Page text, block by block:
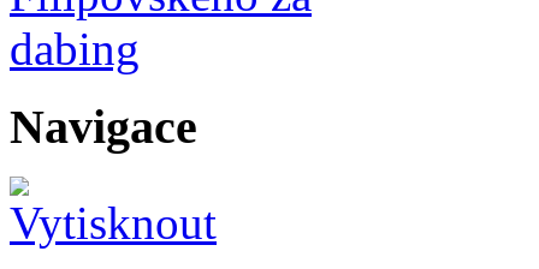
Navigace